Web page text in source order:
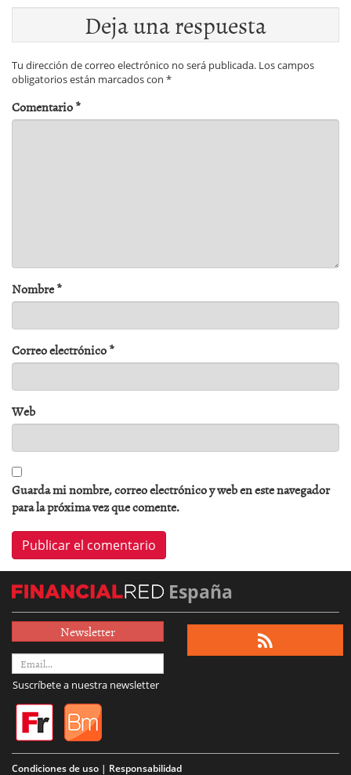
Deja una respuesta
Tu dirección de correo electrónico no será publicada. Los campos
obligatorios están marcados con *
Comentario*
Nombre*
Correo electrónico*
Web
Guarda mi nombre, correo electrónico y web en este navegador
para la próxima vez que comente.
España
Newsletter
Suscríbete a nuestra newsletter
Condiciones de uso | Responsabilidad